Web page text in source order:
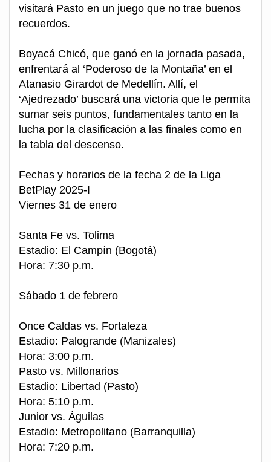
visitará Pasto en un juego que no trae buenos
recuerdos.
Boyacá Chicó, que ganó en la jornada pasada,
enfrentará al ‘Poderoso de la Montaña’ en el
Atanasio Girardot de Medellín. Allí, el
‘Ajedrezado’ buscará una victoria que le permita
sumar seis puntos, fundamentales tanto en la
lucha por la clasificación a las finales como en
la tabla del descenso.
Fechas y horarios de la fecha 2 de la Liga
BetPlay 2025-I
Viernes 31 de enero
Santa Fe vs. Tolima
Estadio: El Campín (Bogotá)
Hora: 7:30 p.m.
Sábado 1 de febrero
Once Caldas vs. Fortaleza
Estadio: Palogrande (Manizales)
Hora: 3:00 p.m.
Pasto vs. Millonarios
Estadio: Libertad (Pasto)
Hora: 5:10 p.m.
Junior vs. Águilas
Estadio: Metropolitano (Barranquilla)
Hora: 7:20 p.m.